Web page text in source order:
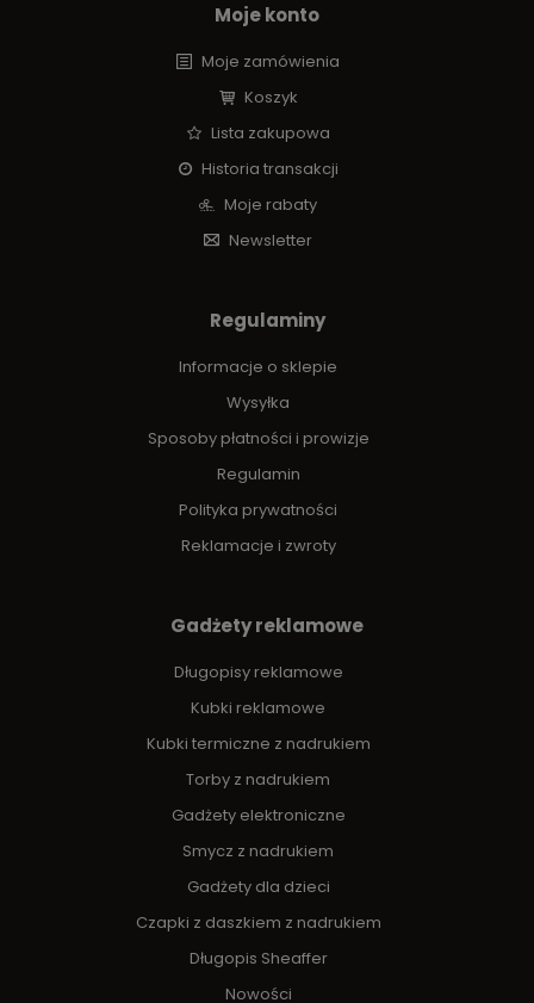
Moje konto
Moje zamówienia
Koszyk
Lista zakupowa
Historia transakcji
Moje rabaty
Newsletter
Regulaminy
Informacje o sklepie
Wysyłka
Sposoby płatności i prowizje
Regulamin
Polityka prywatności
Reklamacje i zwroty
Gadżety reklamowe
Długopisy reklamowe
Kubki reklamowe
Kubki termiczne z nadrukiem
Torby z nadrukiem
Gadżety elektroniczne
Smycz z nadrukiem
Gadżety dla dzieci
Czapki z daszkiem z nadrukiem
Długopis Sheaffer
Nowości